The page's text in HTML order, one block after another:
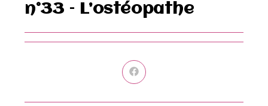
n°33 – L’ostéopathe
Ouvrir
dans
autre